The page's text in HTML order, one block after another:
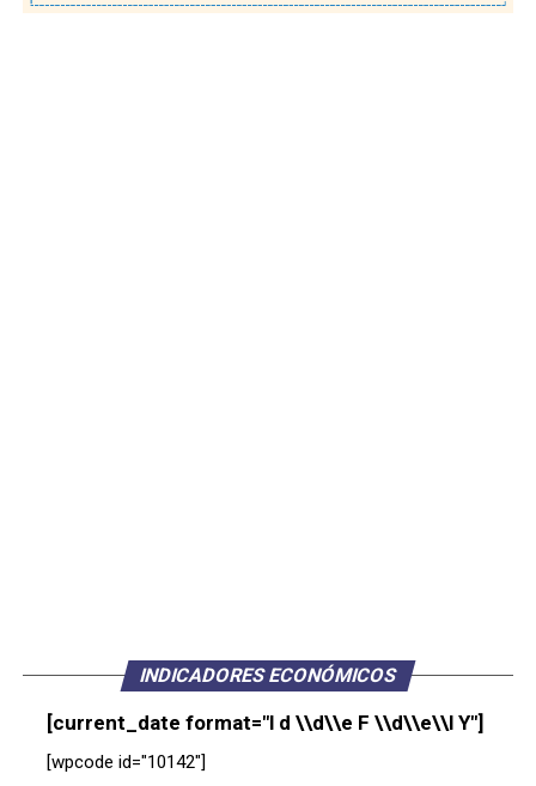
INDICADORES ECONÓMICOS
[current_date format="l d \\d\\e F \\d\\e\\l Y"]
[wpcode id="10142"]